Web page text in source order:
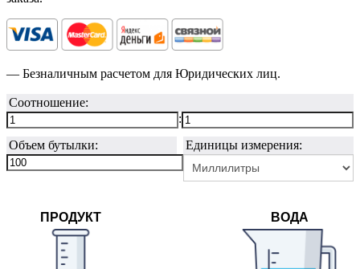
— Безналичным расчетом для Юридических лиц.
Соотношение:
:
Объем бутылки:
Единицы измерения:
ПРОДУКТ ВОДА